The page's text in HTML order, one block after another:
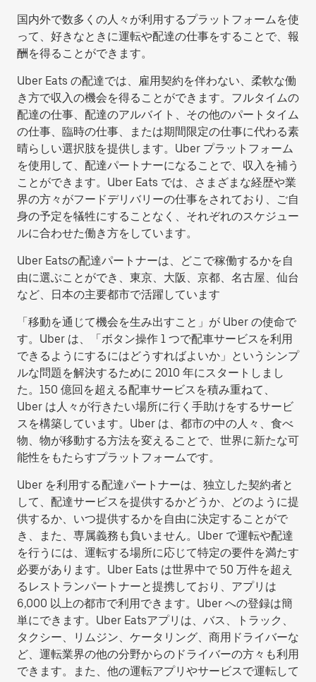
国内外で数多くの人々が利用するプラットフォームを使
って、好きなときに運転や配達の仕事をすることで、報
酬を得ることができます。
Uber Eats の配達では、雇用契約を伴わない、柔軟な働
き方で収入の機会を得ることができます。フルタイムの
配達の仕事、配達のアルバイト、その他のパートタイム
の仕事、臨時の仕事、または期間限定の仕事に代わる素
晴らしい選択肢を提供します。Uber プラットフォーム
を使用して、配達パートナーになることで、収入を補う
ことができます。Uber Eats では、さまざまな経歴や業
界の方々がフードデリバリーの仕事をされており、ご自
身の予定を犠牲にすることなく、それぞれのスケジュー
ルに合わせた働き方をしています。
Uber Eatsの配達パートナーは、どこで稼働するかを自
由に選ぶことができ、東京、大阪、京都、名古屋、仙台
など、日本の主要都市で活躍しています
「移動を通じて機会を生み出すこと」が Uber の使命で
す。Uber は、「ボタン操作 1 つで配車サービスを利用
できるようにするにはどうすればよいか」というシンプ
ルな問題を解決するために 2010 年にスタートしまし
た。150 億回を超える配車サービスを積み重ねて、
Uber は人々が行きたい場所に行く手助けをするサービ
スを構築しています。Uber は、都市の中の人々、食べ
物、物が移動する方法を変えることで、世界に新たな可
能性をもたらすプラットフォームです。
Uber を利用する配達パートナーは、独立した契約者と
して、配達サービスを提供するかどうか、どのように提
供するか、いつ提供するかを自由に決定することがで
き、また、専属義務も負いません。Uber で運転や配達
を行うには、運転する場所に応じて特定の要件を満たす
必要があります。Uber Eats は世界中で 50 万件を超え
るレストランパートナーと提携しており、アプリは
6,000 以上の都市で利用できます。Uber への登録は簡
単にできます。Uber Eatsアプリは、バス、トラック、
タクシー、リムジン、ケータリング、商用ドライバーな
ど、運転業界の他の分野からのドライバーの方々も利用
できます。また、他の運転アプリやサービスで運転して